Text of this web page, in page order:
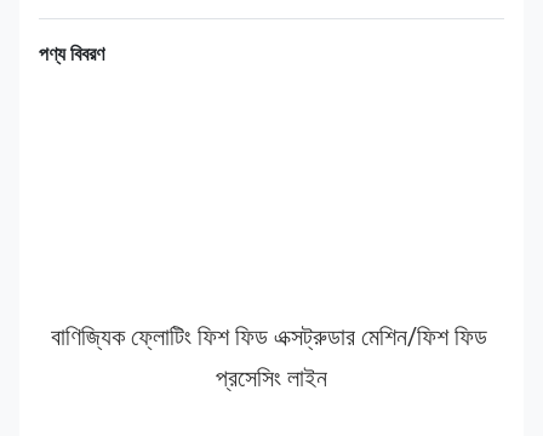
পণ্য বিবরণ
বাণিজ্যিক ফ্লোটিং ফিশ ফিড এক্সট্রুডার মেশিন/ফিশ ফিড
প্রসেসিং লাইন